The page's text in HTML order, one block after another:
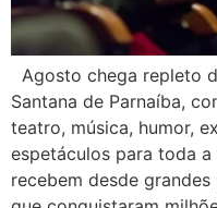
Agosto chega repleto
Santana de Parnaíba,
teatro, música, humor,
espetáculos para toda
recebem desde